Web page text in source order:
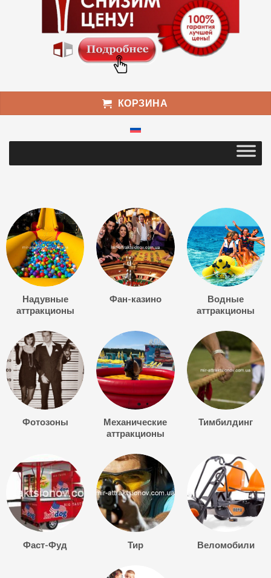
КОРЗИНА
Надувные
аттракционы
Фан-казино
Водные
аттракционы
Фотозоны
Механические
аттракционы
Тимбилдинг
Фаст-Фуд Тир Веломобили